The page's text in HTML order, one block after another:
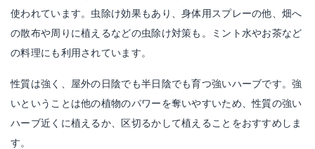
使われています。虫除け効果もあり、身体用スプレーの他、畑へ
の散布や周りに植えるなどの虫除け対策も。ミント水やお茶など
の料理にも利用されています。
性質は強く、屋外の日陰でも半日陰でも育つ強いハーブです。強
いということは他の植物のパワーを奪いやすいため、性質の強い
ハーブ近くに植えるか、区切るかして植えることをおすすめしま
す。